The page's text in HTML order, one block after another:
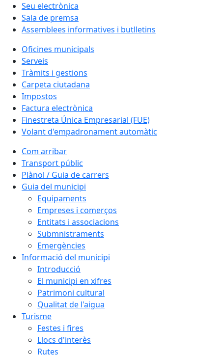
Seu electrònica
Sala de premsa
Assemblees informatives i butlletins
Oficines municipals
Serveis
Tràmits i gestions
Carpeta ciutadana
Impostos
Factura electrònica
Finestreta Única Empresarial (FUE)
Volant d'empadronament automàtic
Com arribar
Transport públic
Plànol / Guia de carrers
Guia del municipi
Equipaments
Empreses i comerços
Entitats i associacions
Submnistraments
Emergències
Informació del municipi
Introducció
El municipi en xifres
Patrimoni cultural
Qualitat de l'aigua
Turisme
Festes i fires
Llocs d'interès
Rutes